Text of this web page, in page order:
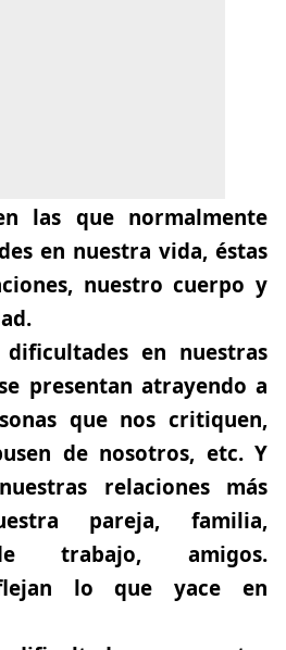
las que normalmente
en nuestra vida, éstas
nuestro cuerpo y
dificultades en nuestras
presentan atrayendo a
que nos critiquen,
de nosotros, etc. Y
relaciones más
pareja, familia,
trabajo, amigos.
lo que yace en